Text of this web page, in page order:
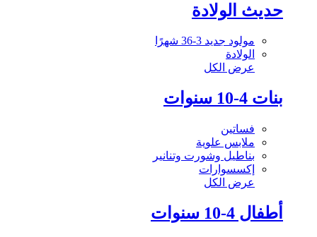
حديث الولادة
مولود جديد 3-36 شهرًا
الولادة
عرض الكل
بنات 4-10 سنوات
فساتين
ملابس علوية
بناطيل وشورت وتنانير
إكسسوارات
عرض الكل
أطفال 4-10 سنوات